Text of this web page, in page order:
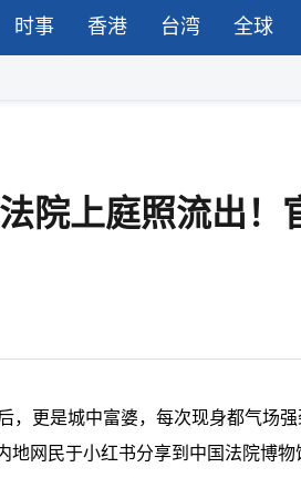
时事 香港 台湾 全球
院上庭照流出！
，更是城中富婆，每次现身都气场
地网民于小红书分享到中国法院博